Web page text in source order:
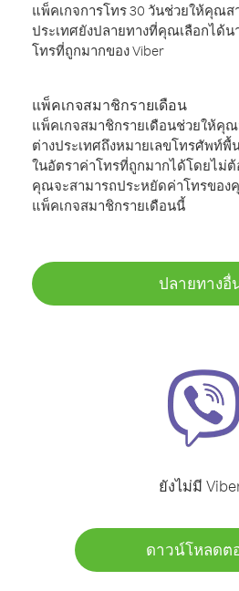
แพ็คเกจการโทร 30 วันช่วยให้คุณส
ประเทศยังปลายทางที่คุณเลือกได้น
โทรที่ถูกมากของ Viber
แพ็คเกจสมาชิกรายเดือน
แพ็คเกจสมาชิกรายเดือนช่วยให้คุ
ต่างประเทศถึงหมายเลขโทรศัพท์
ในอัตราค่าโทรที่ถูกมากได้โดยไม่
คุณจะสามารถประหยัดค่าโทรของ
แพ็คเกจสมาชิกรายเดือนนี้
ปลายทางอื่
ยังไม่มี
ดาวน์โหลดต